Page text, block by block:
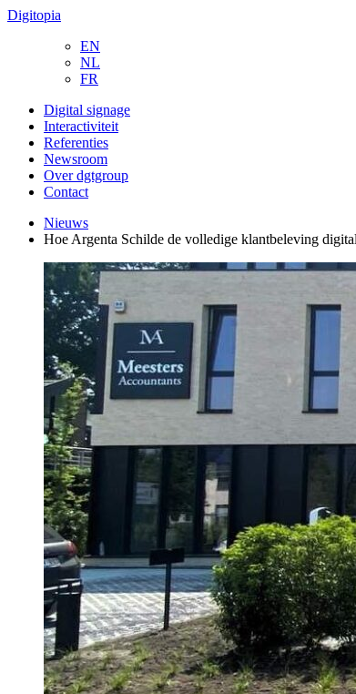
Digitopia
EN
NL
FR
Digital signage
Interactiviteit
Referenties
Newsroom
Over dgtgroup
Contact
Nieuws
Hoe Argenta Schilde de volledige klantbeleving